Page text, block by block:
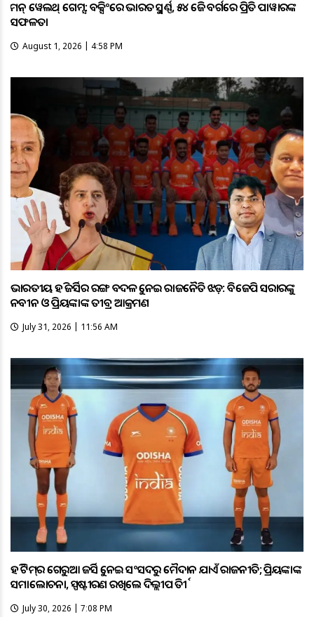
କମନ୍ ୱେଲଥ୍ ଗେମ୍ସ: ବକ୍ସିଂରେ ଭାରତକୁ ସ୍ବର୍ଣ୍ଣ, ୫୪ କେଜି ବର୍ଗରେ ପ୍ରିତି ପାୱାରଙ୍କ
ସଫଳତା
August 1, 2026 | 4:58 PM
ଭାରତୀୟ ହକି ଜର୍ସିର ରଙ୍ଗ ବଦଳକୁ ନେଇ ରାଜନୈତିକ ଝଡ଼: ବିଜେପି ସରକାରଙ୍କୁ
ନବୀନ ଓ ପ୍ରିୟଙ୍କାଙ୍କ ତୀବ୍ର ଆକ୍ରମଣ
July 31, 2026 | 11:56 AM
ହକି ଟିମ୍‌ର ଗେରୁଆ ଜର୍ସିକୁ ନେଇ ସଂସଦରୁ ମୈଦାନ ଯାଏଁ ରାଜନୀତି; ପ୍ରିୟଙ୍କାଙ୍କ
ସମାଲୋଚନା, ସ୍ପଷ୍ଟୀକରଣ ରଖିଲେ ଦିଲ୍ଲୀପ ତିର୍କୀ
July 30, 2026 | 7:08 PM